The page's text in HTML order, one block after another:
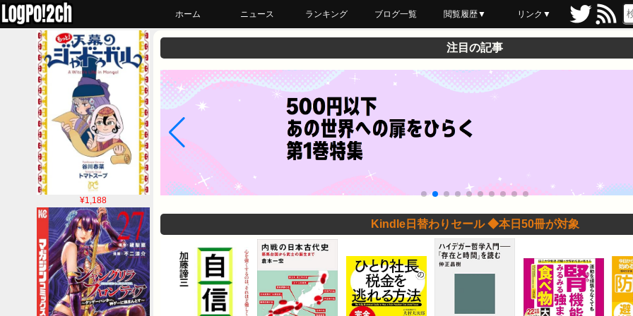
ホーム ニュース ランキング ブログ一覧 閲覧履歴▼
最近読んだ
あとで読む
ブックマーク
リンク▼
¥1,188
注目の記事
Kindle日替わりセール ◆本日50冊が対象